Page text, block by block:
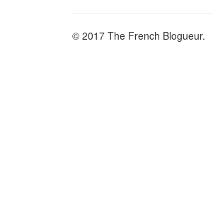
© 2017 The French Blogueur.